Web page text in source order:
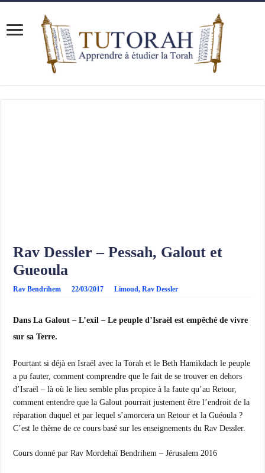
Rav Dessler – Pessah, Galout et
Gueoula
Rav Bendrihem 22/03/2017 Limoud,Rav Dessler
Dans La Galout – L’exil – Le peuple d’Israël est empêché de vivre
sur sa Terre.
Pourtant si déjà en Israël avec la Torah et le Beth Hamikdach le peuple
a pu fauter, comment comprendre que le fait de se trouver en dehors
d’Israël – là où le lieu semble plus propice à la faute qu’au Retour,
comment entendre que la Galout pourrait justement être l’endroit de la
réparation duquel et par lequel s’amorcera un Retour et la Guéoula ?
C’est le thème de ce cours basé sur les enseignements du Rav Dessler.
Cours donné par Rav Mordehaï Bendrihem – Jérusalem 2016